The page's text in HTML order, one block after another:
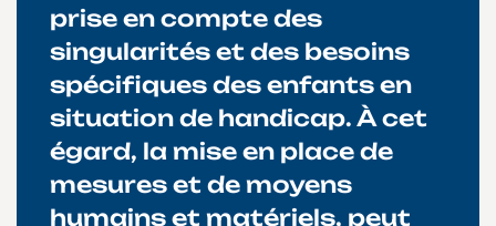
prise en compte des
singularités et des besoins
spécifiques des enfants en
situation de handicap. À cet
égard, la mise en place de
mesures et de moyens
humains et matériels, peut